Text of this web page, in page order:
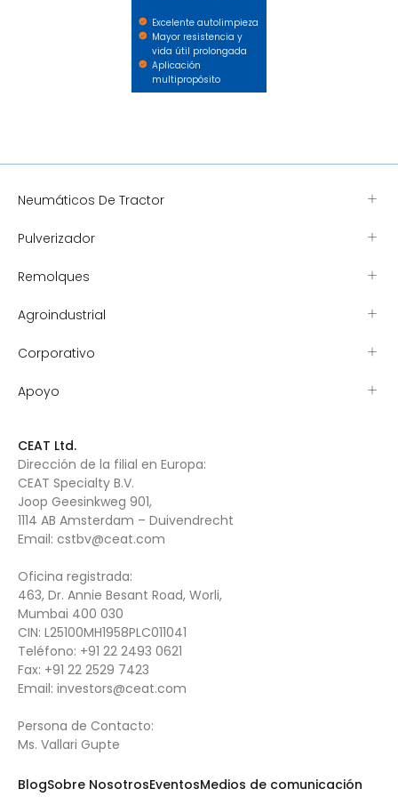
Excelente autolimpieza
Mayor resistencia y
vida útil prolongada
Aplicación
multipropósito
Neumáticos De Tractor
Pulverizador
Remolques
Agroindustrial
Corporativo
Apoyo
CEAT Ltd.
Dirección de la filial en Europa:
CEAT Specialty B.V.
Joop Geesinkweg 901,
1114 AB Amsterdam – Duivendrecht
Email: cstbv@ceat.com
Oficina registrada:
463, Dr. Annie Besant Road, Worli,
Mumbai 400 030
CIN: L25100MH1958PLC011041
Teléfono: +91 22 2493 0621
Fax: +91 22 2529 7423
Email: investors@ceat.com
Persona de Contacto:
Ms. Vallari Gupte
BlogSobre NosotrosEventosMedios de comunicación